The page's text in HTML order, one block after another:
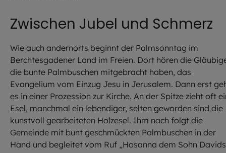
Zwischen Jubel und Schmerz
Wie auch andernorts beginnt der Palmsonntag im
Berchtesgadener Land im Freien. Dort hören die
die bunte Palmbuschen mitgebracht haben, das
Evangelium vom Einzug Jesu in Jerusalem. Dann erst
es in einer Prozession zur Kirche. An der Spitze zieht oft
Esel, manchmal ein lebendiger, selten geworden sind die
kunstvoll gearbeiteten Holzesel. Ihm nach folgt die
Gemeinde mit bunt geschmückten Palmbuschen in der
Hand und begleitet vom Ruf „Hosanna dem Sohn